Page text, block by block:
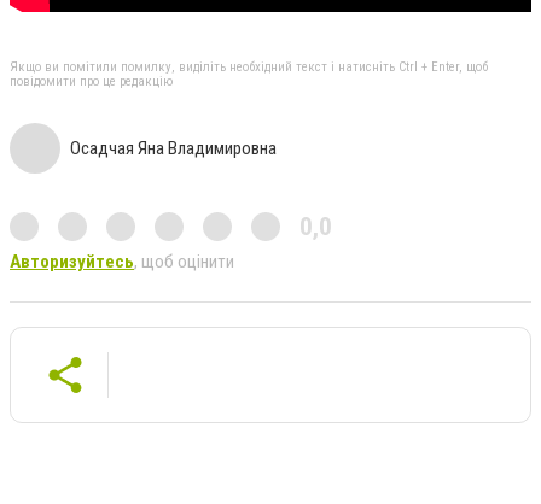
Якщо ви помітили помилку, виділіть необхідний текст і натисніть Ctrl + Enter, щоб
повідомити про це редакцію
Осадчая Яна Владимировна
0,0
Авторизуйтесь, щоб оцінити